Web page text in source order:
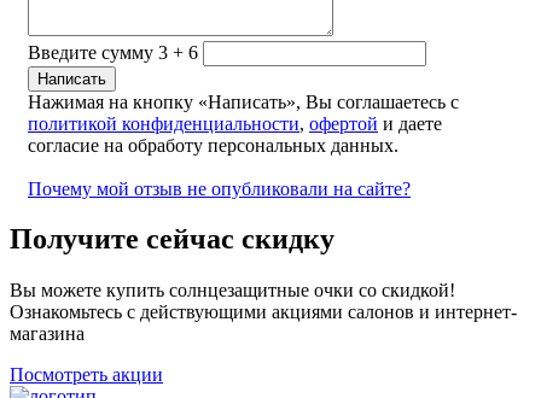
Введите сумму 3 + 6
Нажимая на кнопку «Написать», Вы соглашаетесь с
политикой конфиденциальности, офертой и даете
согласие на обработу персональных данных.
Почему мой отзыв не опубликовали на сайте?
Получите сейчас скидку
Вы можете купить солнцезащитные очки со скидкой!
Ознакомьтесь с действующими акциями салонов и интернет-
магазина
Посмотреть акции